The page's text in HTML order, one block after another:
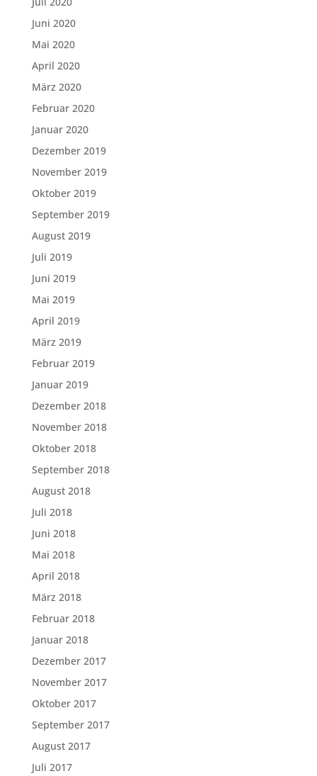
Juni 2020
Mai 2020
April 2020
März 2020
Februar 2020
Januar 2020
Dezember 2019
November 2019
Oktober 2019
September 2019
August 2019
Juli 2019
Juni 2019
Mai 2019
April 2019
März 2019
Februar 2019
Januar 2019
Dezember 2018
November 2018
Oktober 2018
September 2018
August 2018
Juli 2018
Juni 2018
Mai 2018
April 2018
März 2018
Februar 2018
Januar 2018
Dezember 2017
November 2017
Oktober 2017
September 2017
August 2017
Juli 2017